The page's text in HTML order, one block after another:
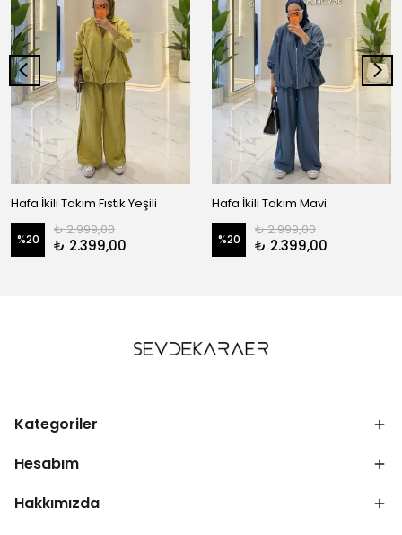
Hafa İkili Takım Fıstık Yeşili
%20
₺ 2.999,00
₺ 2.399,00
Hafa İkili Takım Mavi
%20
₺ 2.999,00
₺ 2.399,00
Kategoriler
Hesabım
Hakkımızda